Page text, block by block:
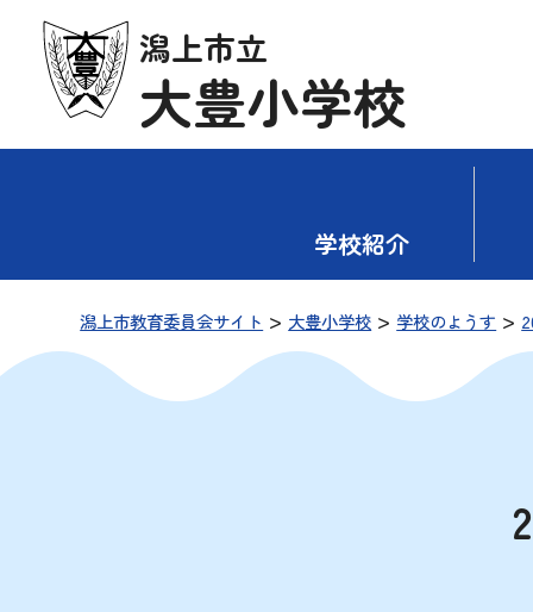
潟上市立
大豊小学校
学校紹介
潟上市教育委員会サイト > 大豊小学校 > 学校のようす >